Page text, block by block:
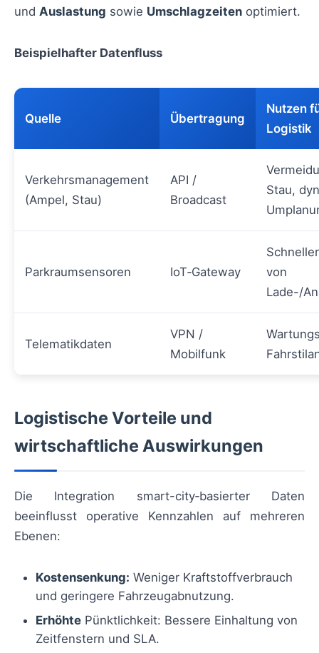
und Auslastung sowie Umschlagzeiten optimiert.
Beispielhafter Datenfluss
Quelle Übertragung
Nutzen
Logistik
Verkehrsmanagement
(Ampel, Stau)
API /
Broadcast
Stau,
Parkraumsensoren IoT‑Gateway
von
Lade-/
Telematikdaten
VPN /
Mobilfunk
Logistische Vorteile und
wirtschaftliche Auswirkungen
Die Integration smart-city‑basierter Daten
beeinflusst operative Kennzahlen auf mehreren
Ebenen:
Kostensenkung: Weniger Kraftstoffverbrauch
und geringere Fahrzeugabnutzung.
Erhöhte Pünktlichkeit: Bessere Einhaltung von
Zeitfenstern und SLA.